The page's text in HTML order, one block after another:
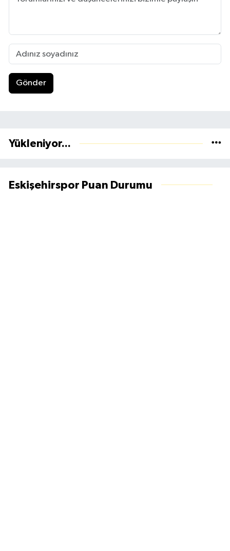
Gönder
Yükleniyor...
Eskişehirspor Puan Durumu